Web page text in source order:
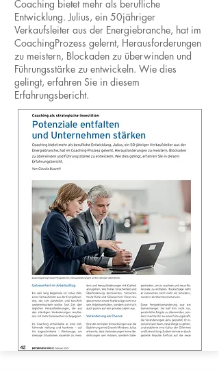
Coaching bietet mehr als berufliche
Entwicklung. Julius, ein 50jähriger
Verkaufsleiter aus der Energiebranche, hat im
CoachingProzess gelernt, Herausforderungen
zu meistern, Blockaden zu überwinden und
Führungsstärke zu entwickeln. Wie dies
gelingt, erfahren Sie in diesem
Erfahrungsbericht.